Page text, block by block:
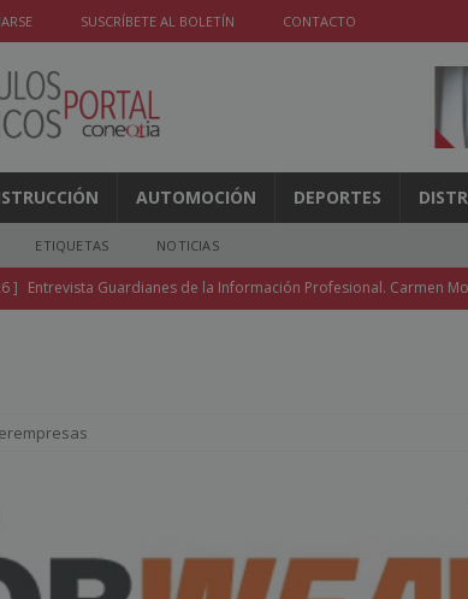
SUSCRÍBETE AL BOLETÍN CONTACTO
AUTOMOCIÓN DEPORTES
ETIQUETAS NOTICIAS
] Entrevista Guardianes de la Información Profesional. Carmen
]
Las aplicaciones móviles recuperan protagonismo para los
]
Nueva presidenta del Comité de Directores de WAN-IFRA